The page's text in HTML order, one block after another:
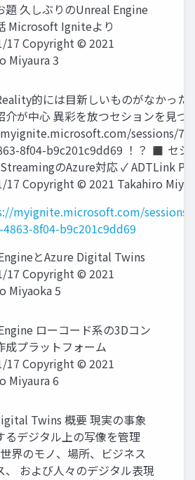
題 久しぶりのUnreal Engine
Microsoft Igniteより
17 Copyright © 2021
Miyaura 3
的には目新しいものがなかった
介が中心 異彩を放つセションを見つ
sessions/
8f04-b9c201c9dd69 ！？ ◼ セシ
のAzure対応 ✓ ADTLink
17 Copyright © 2021 Takahiro
myignite.microsoft.com/sessions/
4863-8f04-b9c201c9dd69
とAzure Digital Twins
17 Copyright © 2021
Miyaoka 5
ローコード系の3Dコン
成プラットフォーム
17 Copyright © 2021
Miyaura 6
Twins 概要 現実の事象
るデジタル上の写像を管理
界のモノ、場所、ビジネス
、 および人々のデジタル表現